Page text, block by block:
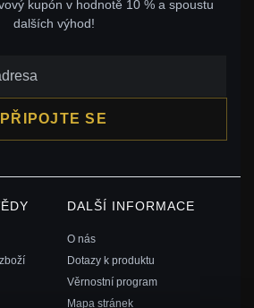
kupón v hodnotě 10 % a spoustu
dalších výhod!
PŘIPOJTE SE
DALŠÍ INFORMACE
O nás
Dotazy k produktu
Věrnostní program
Mapa stránek